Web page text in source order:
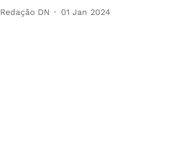
Redação DN 01 Jan 2024